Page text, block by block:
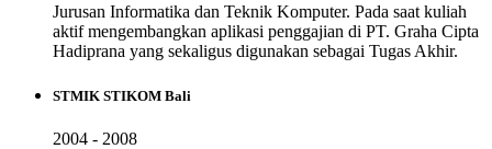
Jurusan Informatika dan Teknik Komputer. Pada saat kuliah
aktif mengembangkan aplikasi penggajian di PT. Graha Cipta
Hadiprana yang sekaligus digunakan sebagai Tugas Akhir.
STMIK STIKOM Bali
2004 - 2008